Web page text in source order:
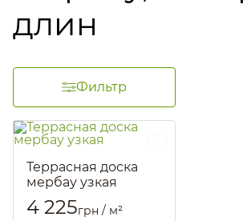
длин
Фильтр
Террасная доска
мербау узкая
Артикул:: 1436
4 225грн / м²